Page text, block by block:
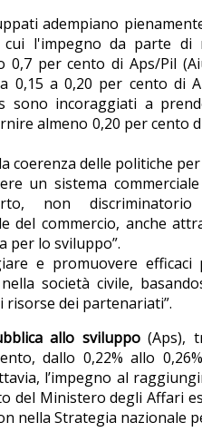
adempiano
l'impegno da parte di
0,7 per cento di Aps/Pil
0,15 a 0,20 per cento di
sono incoraggiati a
almeno 0,20 per cento
coerenza delle politiche
un sistema
non discriminatorio
del commercio, anche
per lo sviluppo”.
e promuovere
società civile,
risorse dei partenariati”.
allo sviluppo(Aps),
dallo 0,22% allo
l’impegno al
del Ministero degli Affari
nella Strategia nazionale